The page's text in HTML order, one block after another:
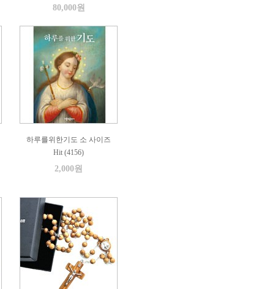
80,000원
하루를위한기도 소 사이즈
Hit (4156)
2,000원